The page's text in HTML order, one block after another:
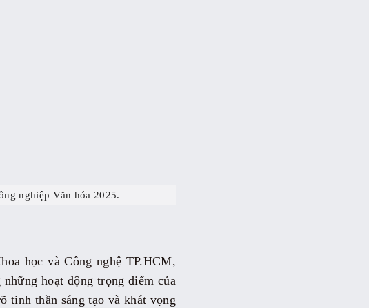
nghiệp Văn hóa 2025.
học và Công nghệ TP.HCM,
hoạt động trọng điểm của
tinh thần sáng tạo và khát vọng